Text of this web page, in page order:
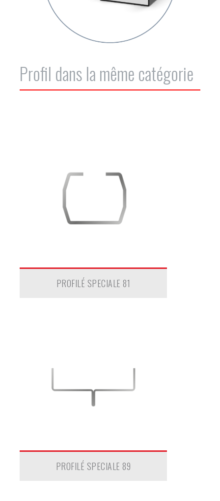
Profil dans la même catégorie
PROFILÉ SPECIALE 81
PROFILÉ SPECIALE 89